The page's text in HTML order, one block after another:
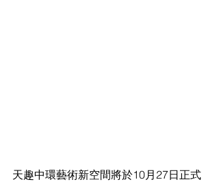
天趣中環藝術新空間將於10月27日正式